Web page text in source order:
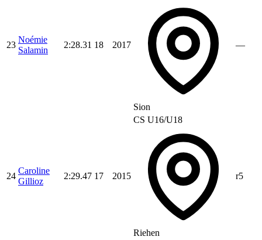
23
Noémie
Salamin
2:28.31 18 2017
Sion
—
24
Caroline
Gillioz
2:29.47 17 2015
CS U16/U18
Riehen
r5